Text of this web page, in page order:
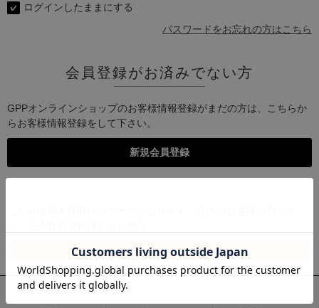
ログインしたままにする
パスワードをお忘れの方はこちら
会員登録がお済みでない方
GPPオンラインショップのお客様情報登録がまだの方は、こちらか
らお客様情報登録をして下さい。
法人のお客さまはこちら